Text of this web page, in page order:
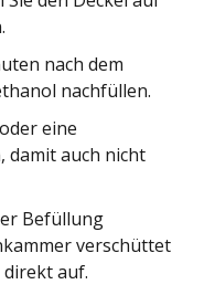
nach dem
nachfüllen.
eine
damit auch nicht
Befüllung
verschüttet
direkt auf.